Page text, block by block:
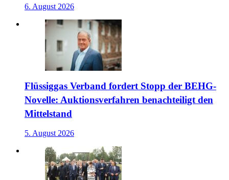
6. August 2026
Flüssiggas Verband fordert Stopp der BEHG-
Novelle: Auktionsverfahren benachteiligt den
Mittelstand
5. August 2026